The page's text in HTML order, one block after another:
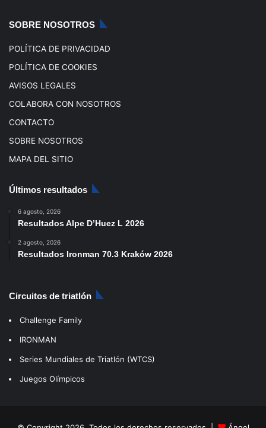
SOBRE NOSOTROS
POLÍTICA DE PRIVACIDAD
POLÍTICA DE COOKIES
AVISOS LEGALES
COLABORA CON NOSOTROS
CONTACTO
SOBRE NOSOTROS
MAPA DEL SITIO
Últimos resultados
6 agosto, 2026
Resultados Alpe D’Huez L 2026
2 agosto, 2026
Resultados Ironman 70.3 Kraków 2026
Circuitos de triatlón
Challenge Family
IRONMAN
Series Mundiales de Triatlón (WTCS)
Juegos Olímpicos